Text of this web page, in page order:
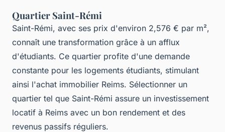
Quartier Saint-Rémi
Saint-Rémi, avec ses prix d'environ 2,576 € par m²,
connaît une transformation grâce à un afflux
d'étudiants. Ce quartier profite d'une demande
constante pour les logements étudiants, stimulant
ainsi l'achat immobilier Reims. Sélectionner un
quartier tel que Saint-Rémi assure un investissement
locatif à Reims avec un bon rendement et des
revenus passifs réguliers.